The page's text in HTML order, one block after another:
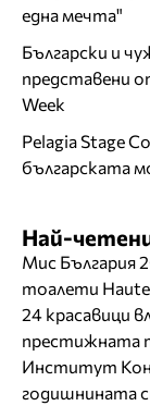
една мечта"
Български и
представени
Week
Pelagia Stage
българската
Най-
Мис България
тоалети
24 красавици
престижната
Институт
годишнината